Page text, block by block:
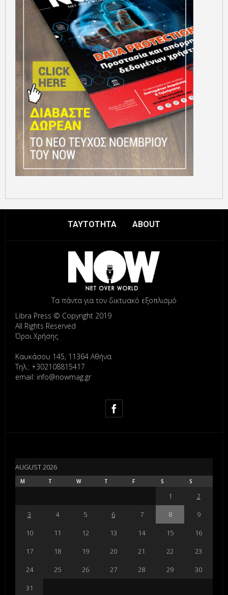
ΤΑΥΤΟΤΗΤΑ ABOUT
Τα πάντα για τον δικτυακό εξοπλισμό
Libra Press © Copyright 2019
All Rights Reserved
Όροι Χρήσης
Καυκάσου 145, 11364 Αθήνα
Τηλ.: +302108815417
email: info@nowmag.gr
AUGUST 2026
M T W T F S S
1
2
3
4 5 6 7 8
9
10
11 12 13 14 15
16
17
18 19 20 21 22
23
24
25 26 27 28 29
30
31